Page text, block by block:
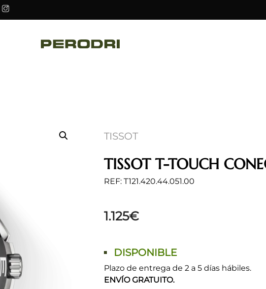
TISSOT
TISSOT T-TOUCH
REF: T121.420.44.051.00
1.125€
DISPONIBLE
Plazo de entrega de 2 a 5 días hábiles.
ENVÍO GRATUITO.